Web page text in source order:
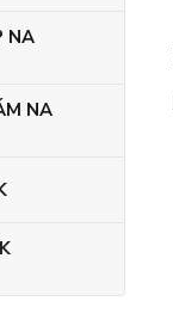
NA
NA